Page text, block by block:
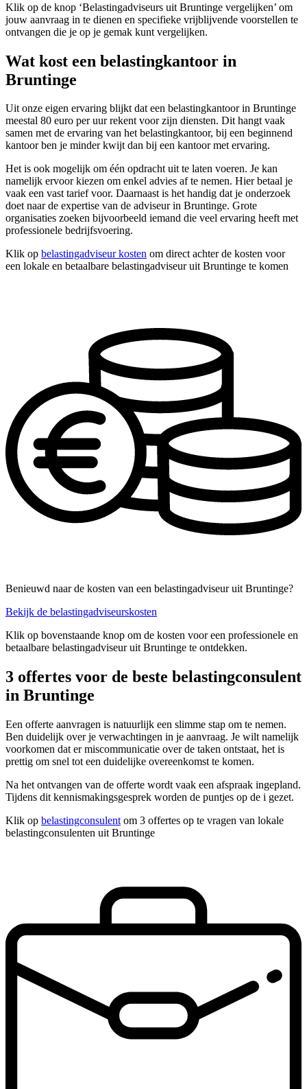
Klik op de knop ‘Belastingadviseurs uit Bruntinge vergelijken’ om
jouw aanvraag in te dienen en specifieke vrijblijvende voorstellen te
ontvangen die je op je gemak kunt vergelijken.
Wat kost een belastingkantoor in
Bruntinge
Uit onze eigen ervaring blijkt dat een belastingkantoor in Bruntinge
meestal 80 euro per uur rekent voor zijn diensten. Dit hangt vaak
samen met de ervaring van het belastingkantoor, bij een beginnend
kantoor ben je minder kwijt dan bij een kantoor met ervaring.
Het is ook mogelijk om één opdracht uit te laten voeren. Je kan
namelijk ervoor kiezen om enkel advies af te nemen. Hier betaal je
vaak een vast tarief voor. Daarnaast is het handig dat je onderzoek
doet naar de expertise van de adviseur in Bruntinge. Grote
organisaties zoeken bijvoorbeeld iemand die veel ervaring heeft met
professionele bedrijfsvoering.
Klik op belastingadviseur kosten om direct achter de kosten voor
een lokale en betaalbare belastingadviseur uit Bruntinge te komen
Benieuwd naar de kosten van een belastingadviseur uit Bruntinge?
Bekijk de belastingadviseurskosten
Klik op bovenstaande knop om de kosten voor een professionele en
betaalbare belastingadviseur uit Bruntinge te ontdekken.
3 offertes voor de beste belastingconsulent
in Bruntinge
Een offerte aanvragen is natuurlijk een slimme stap om te nemen.
Ben duidelijk over je verwachtingen in je aanvraag. Je wilt namelijk
voorkomen dat er miscommunicatie over de taken ontstaat, het is
prettig om snel tot een duidelijke overeenkomst te komen.
Na het ontvangen van de offerte wordt vaak een afspraak ingepland.
Tijdens dit kennismakingsgesprek worden de puntjes op de i gezet.
Klik op belastingconsulent om 3 offertes op te vragen van lokale
belastingconsulenten uit Bruntinge